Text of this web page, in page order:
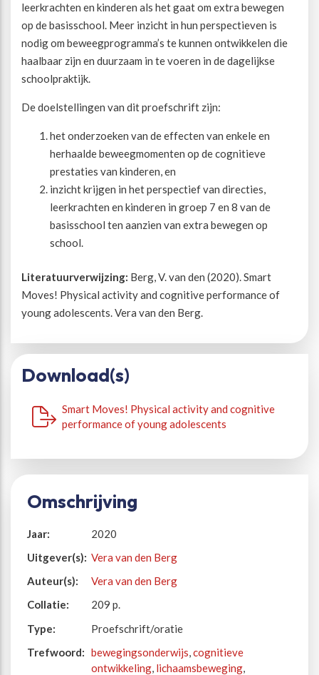
leerkrachten en kinderen als het gaat om extra bewegen
op de basisschool. Meer inzicht in hun perspectieven is
nodig om beweegprogramma’s te kunnen ontwikkelen die
haalbaar zijn en duurzaam in te voeren in de dagelijkse
schoolpraktijk.
De doelstellingen van dit proefschrift zijn:
het onderzoeken van de effecten van enkele en
herhaalde beweegmomenten op de cognitieve
prestaties van kinderen, en
inzicht krijgen in het perspectief van directies,
leerkrachten en kinderen in groep 7 en 8 van de
basisschool ten aanzien van extra bewegen op
school.
Literatuurverwijzing: Berg, V. van den (2020). Smart
Moves! Physical activity and cognitive performance of
young adolescents. Vera van den Berg.
Download(s)
Smart Moves! Physical activity and cognitive
performance of young adolescents
Omschrijving
Jaar:
2020
Uitgever(s): Vera van den Berg
Auteur(s):
Vera van den Berg
Collatie:
209 p.
Type:
Proefschrift/oratie
Trefwoord: bewegingsonderwijs,cognitieve
ontwikkeling, lichaamsbeweging,